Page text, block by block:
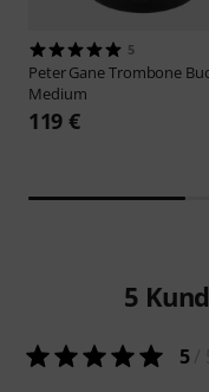
5
Peter GaneTrombone
Medium
119 €
5
5/ 5